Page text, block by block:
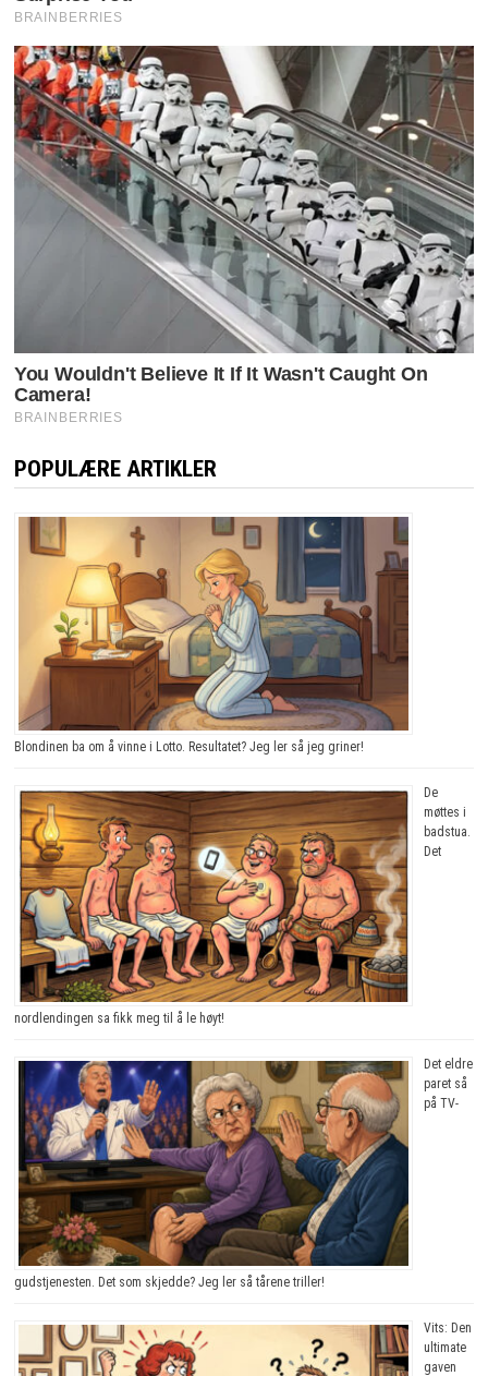
POPULÆRE ARTIKLER
Blondinen ba om å vinne i Lotto. Resultatet? Jeg ler så jeg griner!
De
møttes i
badstua.
Det
nordlendingen sa fikk meg til å le høyt!
Det eldre
paret så
på TV-
gudstjenesten. Det som skjedde? Jeg ler så tårene triller!
Vits: Den
ultimate
gaven